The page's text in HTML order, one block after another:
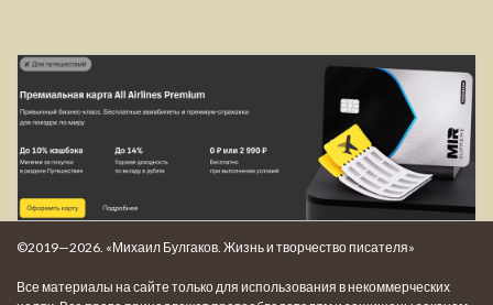
©2019—2026. «Михаил Булгаков. Жизнь и творчество писателя»
Все материалы на сайте только для использования в некоммерческих